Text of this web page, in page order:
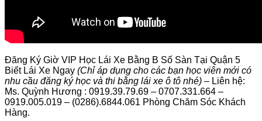
Đăng Ký Giờ VIP Học Lái Xe Bằng B Số Sàn Tại Quận 5
Biết Lái Xe Ngay (Chỉ áp dụng cho các bạn học viên mới có
nhu cầu đăng ký học và thi bằng lái xe ô tô nhé) – Liên hệ:
Ms. Quỳnh Hương : 0919.39.79.69 – 0707.331.664 –
0919.005.019 – (0286).6844.061 Phòng Chăm Sóc Khách
Hàng.